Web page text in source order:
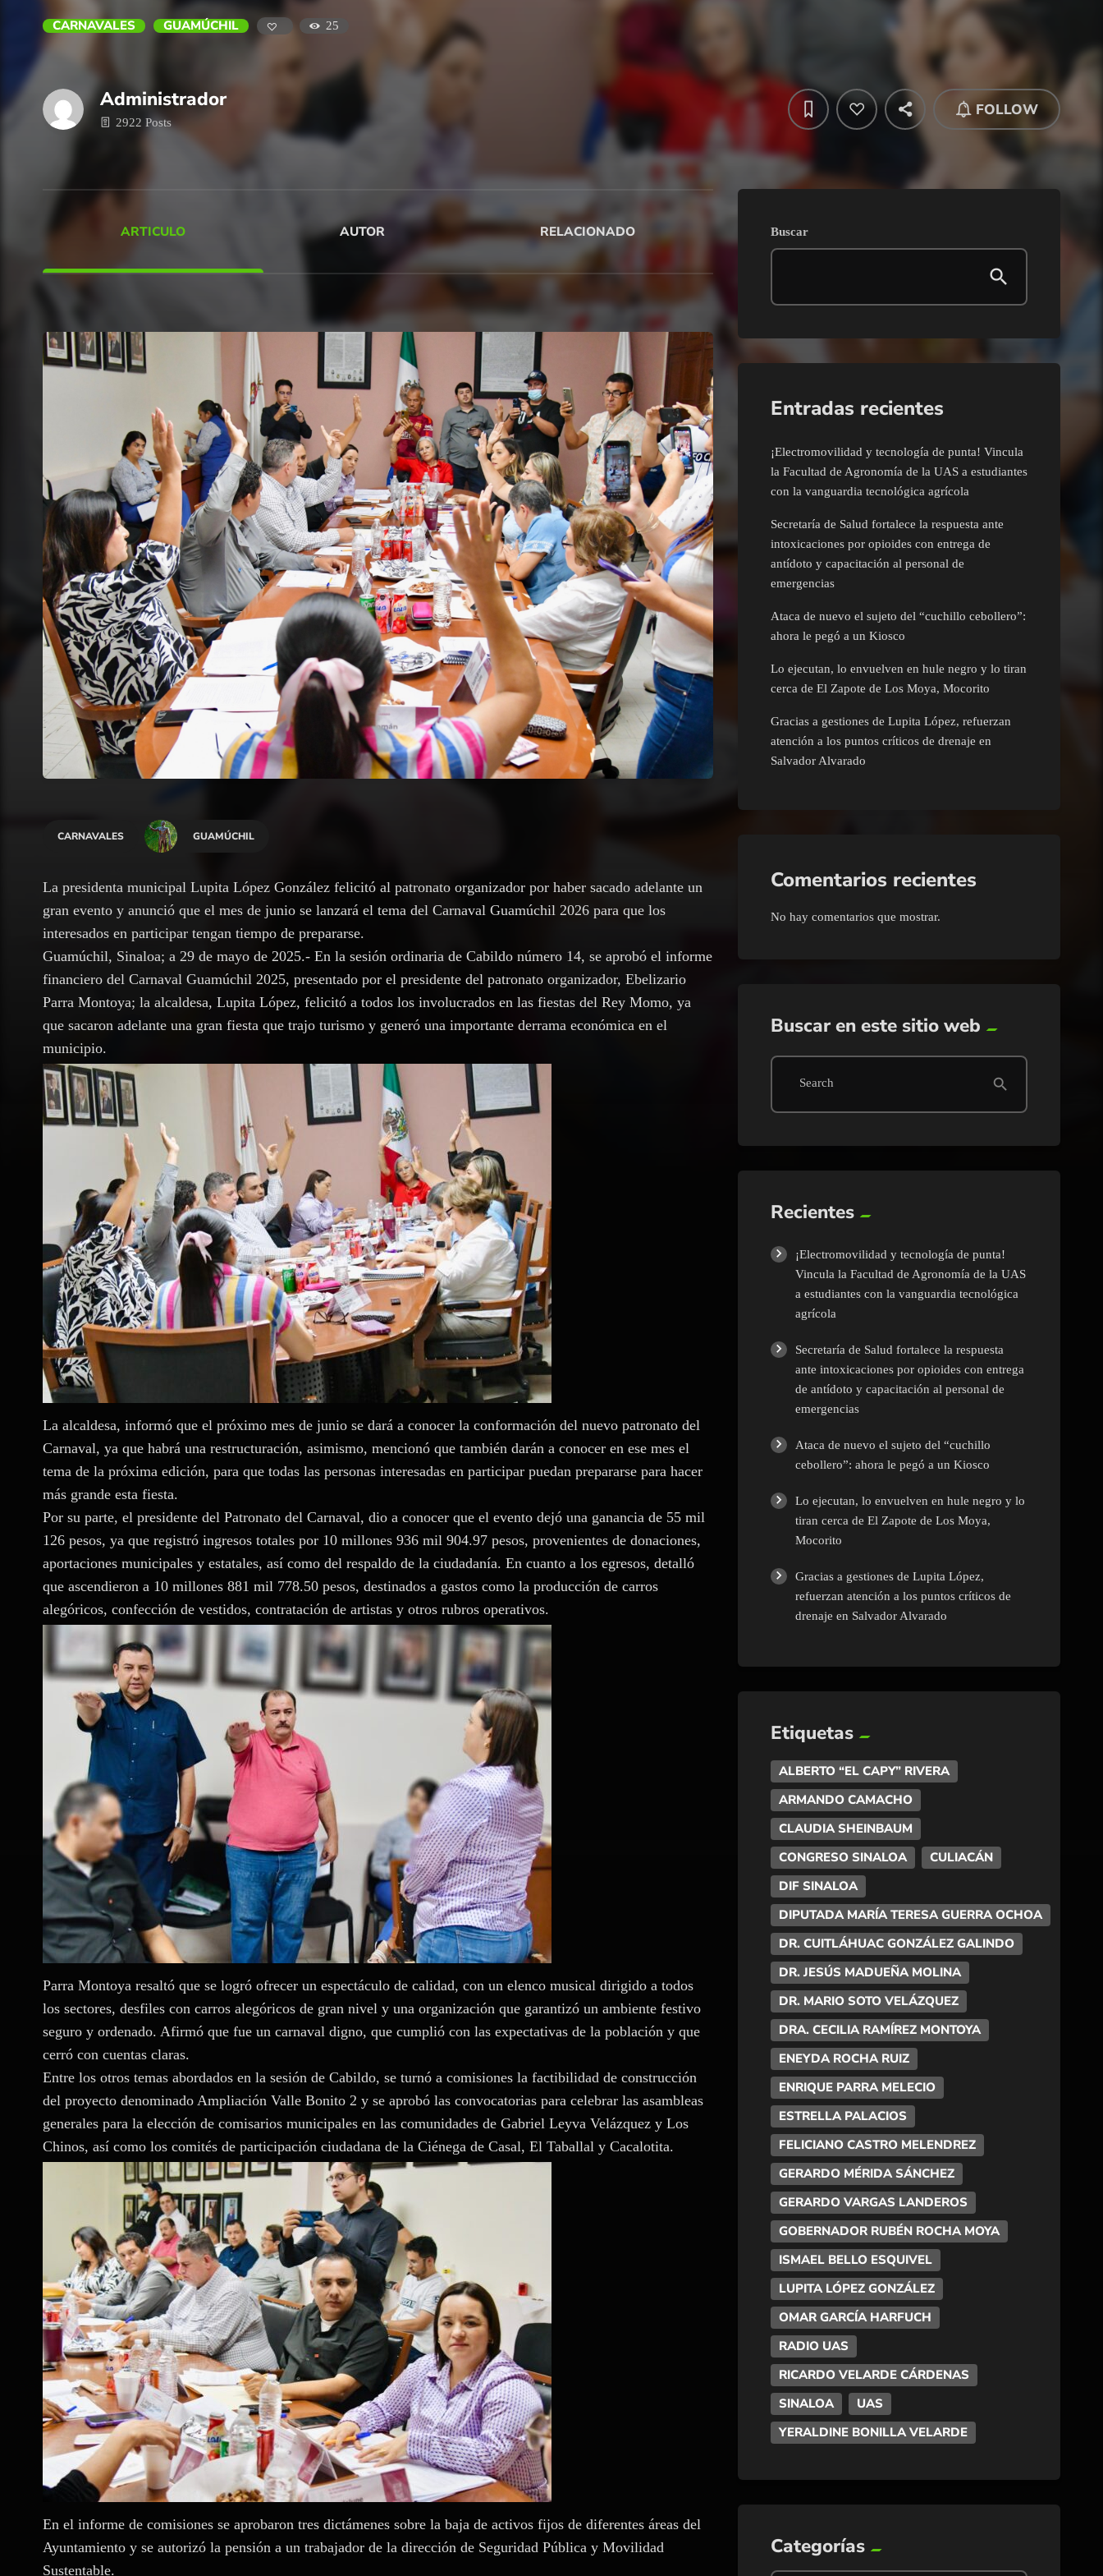
CARNAVALES GUAMÚCHIL 25
Administrador
2922 Posts
FOLLOW
ARTICULO AUTOR RELACIONADO
CARNAVALES GUAMÚCHIL
La presidenta municipal Lupita López González felicitó al patronato organizador por haber sacado adelante un
gran evento y anunció que el mes de junio se lanzará el tema del Carnaval Guamúchil 2026 para que los
interesados en participar tengan tiempo de prepararse.
Guamúchil, Sinaloa; a 29 de mayo de 2025.- En la sesión ordinaria de Cabildo número 14, se aprobó el informe
financiero del Carnaval Guamúchil 2025, presentado por el presidente del patronato organizador, Ebelizario
Parra Montoya; la alcaldesa, Lupita López, felicitó a todos los involucrados en las fiestas del Rey Momo, ya
que sacaron adelante una gran fiesta que trajo turismo y generó una importante derrama económica en el
municipio.
La alcaldesa, informó que el próximo mes de junio se dará a conocer la conformación del nuevo patronato del
Carnaval, ya que habrá una restructuración, asimismo, mencionó que también darán a conocer en ese mes el
tema de la próxima edición, para que todas las personas interesadas en participar puedan prepararse para hacer
más grande esta fiesta.
Por su parte, el presidente del Patronato del Carnaval, dio a conocer que el evento dejó una ganancia de 55 mil
126 pesos, ya que registró ingresos totales por 10 millones 936 mil 904.97 pesos, provenientes de donaciones,
aportaciones municipales y estatales, así como del respaldo de la ciudadanía. En cuanto a los egresos, detalló
que ascendieron a 10 millones 881 mil 778.50 pesos, destinados a gastos como la producción de carros
alegóricos, confección de vestidos, contratación de artistas y otros rubros operativos.
Parra Montoya resaltó que se logró ofrecer un espectáculo de calidad, con un elenco musical dirigido a todos
los sectores, desfiles con carros alegóricos de gran nivel y una organización que garantizó un ambiente festivo
seguro y ordenado. Afirmó que fue un carnaval digno, que cumplió con las expectativas de la población y que
cerró con cuentas claras.
Entre los otros temas abordados en la sesión de Cabildo, se turnó a comisiones la factibilidad de construcción
del proyecto denominado Ampliación Valle Bonito 2 y se aprobó las convocatorias para celebrar las asambleas
generales para la elección de comisarios municipales en las comunidades de Gabriel Leyva Velázquez y Los
Chinos, así como los comités de participación ciudadana de la Ciénega de Casal, El Taballal y Cacalotita.
En el informe de comisiones se aprobaron tres dictámenes sobre la baja de activos fijos de diferentes áreas del
Ayuntamiento y se autorizó la pensión a un trabajador de la dirección de Seguridad Pública y Movilidad
Sustentable.
Buscar
Entradas recientes
¡Electromovilidad y tecnología de punta! Vincula
la Facultad de Agronomía de la UAS a estudiantes
con la vanguardia tecnológica agrícola
Secretaría de Salud fortalece la respuesta ante
intoxicaciones por opioides con entrega de
antídoto y capacitación al personal de
emergencias
Ataca de nuevo el sujeto del “cuchillo cebollero”:
ahora le pegó a un Kiosco
Lo ejecutan, lo envuelven en hule negro y lo tiran
cerca de El Zapote de Los Moya, Mocorito
Gracias a gestiones de Lupita López, refuerzan
atención a los puntos críticos de drenaje en
Salvador Alvarado
Comentarios recientes
No hay comentarios que mostrar.
Buscar en este sitio web
Search search
Recientes
¡Electromovilidad y tecnología de punta!
Vincula la Facultad de Agronomía de la UAS
a estudiantes con la vanguardia tecnológica
agrícola
Secretaría de Salud fortalece la respuesta
ante intoxicaciones por opioides con entrega
de antídoto y capacitación al personal de
emergencias
Ataca de nuevo el sujeto del “cuchillo
cebollero”: ahora le pegó a un Kiosco
Lo ejecutan, lo envuelven en hule negro y lo
tiran cerca de El Zapote de Los Moya,
Mocorito
Gracias a gestiones de Lupita López,
refuerzan atención a los puntos críticos de
drenaje en Salvador Alvarado
Etiquetas
ALBERTO “EL CAPY” RIVERA
ARMANDO CAMACHO
CLAUDIA SHEINBAUM
CONGRESO SINALOA
CULIACÁN
DIF SINALOA
DIPUTADA MARÍA TERESA GUERRA OCHOA
DR. CUITLÁHUAC GONZÁLEZ GALINDO
DR. JESÚS MADUEÑA MOLINA
DR. MARIO SOTO VELÁZQUEZ
DRA. CECILIA RAMÍREZ MONTOYA
ENEYDA ROCHA RUIZ
ENRIQUE PARRA MELECIO
ESTRELLA PALACIOS
FELICIANO CASTRO MELENDREZ
GERARDO MÉRIDA SÁNCHEZ
GERARDO VARGAS LANDEROS
GOBERNADOR RUBÉN ROCHA MOYA
ISMAEL BELLO ESQUIVEL
LUPITA LÓPEZ GONZÁLEZ
OMAR GARCÍA HARFUCH
RADIO UAS
RICARDO VELARDE CÁRDENAS
SINALOA
UAS
YERALDINE BONILLA VELARDE
Categorías